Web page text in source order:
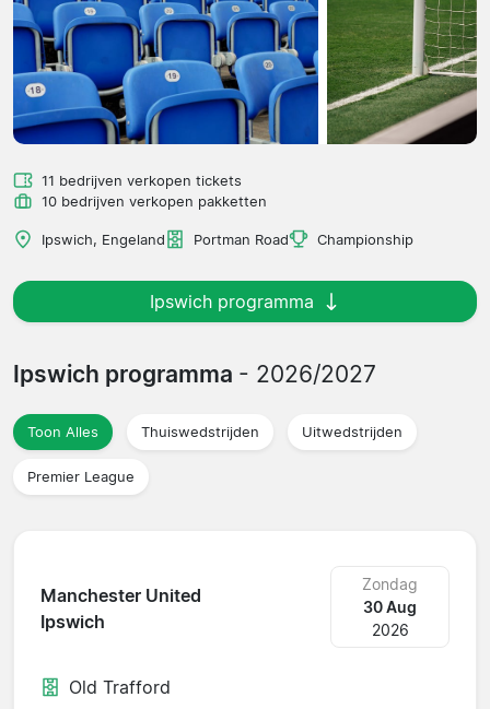
11 bedrijven verkopen tickets
10 bedrijven verkopen pakketten
Ipswich, Engeland Portman Road Championship
Ipswich programma
Ipswich programma - 2026/2027
Toon Alles Thuiswedstrijden Uitwedstrijden
Premier League
Manchester United
Ipswich
Zondag
30 Aug
2026
Old Trafford